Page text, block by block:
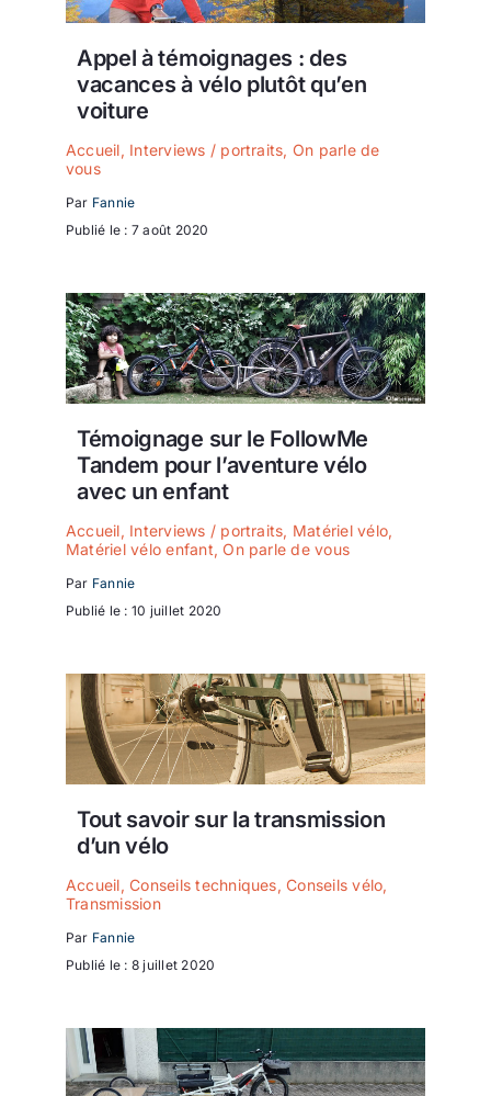
Appel à témoignages : des
vacances à vélo plutôt qu’en
voiture
Accueil, Interviews / portraits, On parle de
vous
Par Fannie
Publié le : 7 août 2020
Témoignage sur le FollowMe
Tandem pour l’aventure vélo
avec un enfant
Accueil, Interviews / portraits, Matériel vélo,
Matériel vélo enfant,On parle de vous
Par Fannie
Publié le : 10 juillet 2020
Tout savoir sur la transmission
d’un vélo
Accueil,Conseils techniques,Conseils vélo,
Transmission
Par Fannie
Publié le : 8 juillet 2020